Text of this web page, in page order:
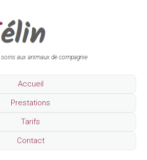
aux animaux de compagnie
Accueil
Prestations
Tarifs
Contact